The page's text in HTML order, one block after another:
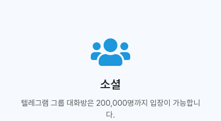
소셜
텔레그램 그룹 대화방은 200,000명까지 입장이 가능합니
다.